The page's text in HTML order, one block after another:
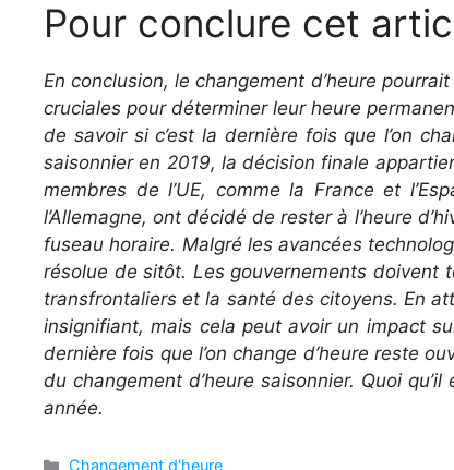
Pour conclure cet
En conclusion, le changement d’heure
cruciales pour déterminer leur heure
de savoir si c’est la dernière fois que l’on
saisonnier en 2019, la décision finale
membres de l’UE, comme la France et
l’Allemagne, ont décidé de rester à l’heure
fuseau horaire. Malgré les avancées
résolue de sitôt. Les gouvernements doivent
transfrontaliers et la santé des citoyens. En
insignifiant, mais cela peut avoir un impact
dernière fois que l’on change d’heure reste
du changement d’heure saisonnier. Quoi
année.
Catégories
Changement d'heure